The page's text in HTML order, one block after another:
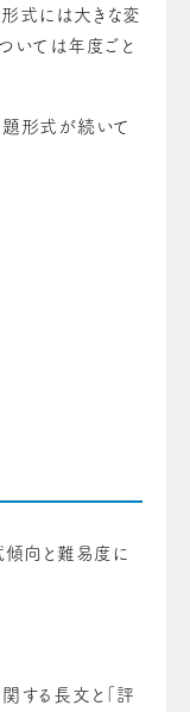
式には大きな変
いては年度ごと
形式が続いて
向と難易度に
する長文と「評